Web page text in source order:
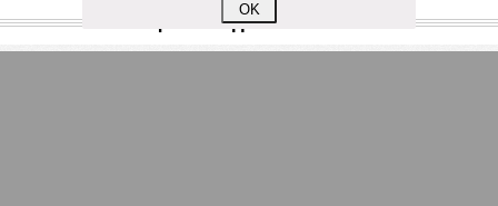
ЕЩЕ ИЗ РАЗДЕЛА «ВЛАСТЬ»
OK